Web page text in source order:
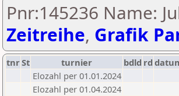
Pnr:145236 Name:
Zeitreihe, Grafik
tnrSt turnier bdld rd
Elozahl per 01.01.2024
Elozahl per 01.04.2024